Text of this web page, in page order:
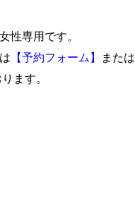
性専用です。
【予約フォーム】
または
ます。